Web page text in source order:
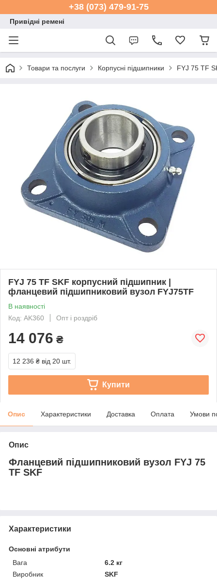
+38 (073) 479-91-75
Привідні ремені
Товари та послуги Корпусні підшипники FYJ 75 TF
FYJ 75 TF SKF корпусний підшипник |
фланцевий підшипниковий вузол FYJ75TF
В наявності
Код: AK360
Опт і роздріб
14 076 ₴
12 236 ₴ від 20 шт.
Купити
Опис Характеристики Доставка Оплата Умови
Опис
Фланцевий підшипниковий вузол FYJ 75
TF SKF
Характеристики
Основні атрибути
Вага
6.2 кг
Виробник
SKF